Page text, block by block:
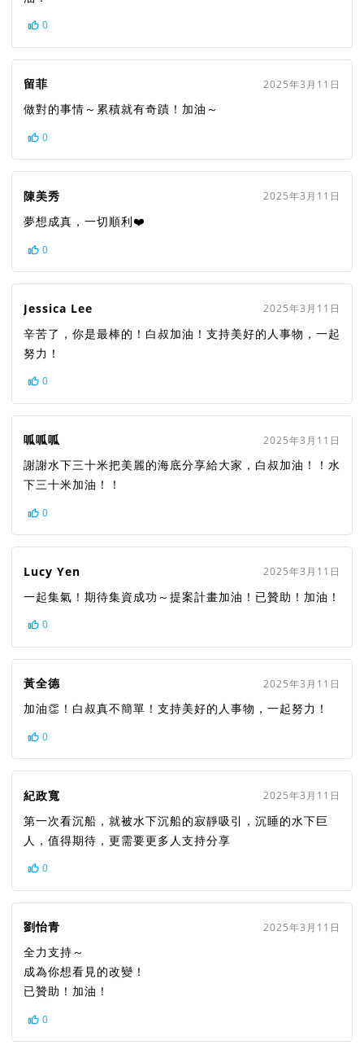
0
留菲 2025年3月11日
做對的事情～累積就有奇蹟！加油～
0
陳美秀 2025年3月11日
夢想成真，一切順利❤️
0
Jessica Lee 2025年3月11日
辛苦了，你是最棒的！白叔加油！支持美好的人事物，一起
努力！
0
呱呱呱 2025年3月11日
謝謝水下三十米把美麗的海底分享給大家，白叔加油！！水
下三十米加油！！
0
Lucy Yen 2025年3月11日
一起集氣！期待集資成功～提案計畫加油！已贊助！加油！
0
黃全德 2025年3月11日
加油👏！白叔真不簡單！支持美好的人事物，一起努力！
0
紀政寬 2025年3月11日
第一次看沉船，就被水下沉船的寂靜吸引，沉睡的水下巨
人，值得期待，更需要更多人支持分享
0
劉怡青 2025年3月11日
全力支持～
成為你想看見的改變！
已贊助！加油！
0